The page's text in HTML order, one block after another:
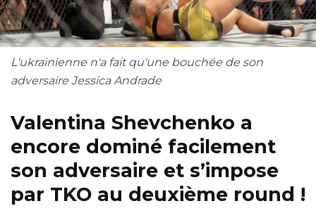
L'ukrainienne n'a fait qu'une bouchée de son
adversaire Jessica Andrade
Valentina Shevchenko a
encore dominé facilement
son adversaire et s’impose
par TKO au deuxième round !